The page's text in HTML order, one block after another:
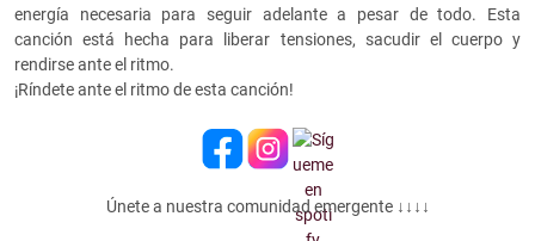
energía necesaria para seguir adelante a pesar de todo. Esta
canción está hecha para liberar tensiones, sacudir el cuerpo y
rendirse ante el ritmo.
¡Ríndete ante el ritmo de esta canción!
Únete a nuestra comunidad emergente ↓↓↓↓